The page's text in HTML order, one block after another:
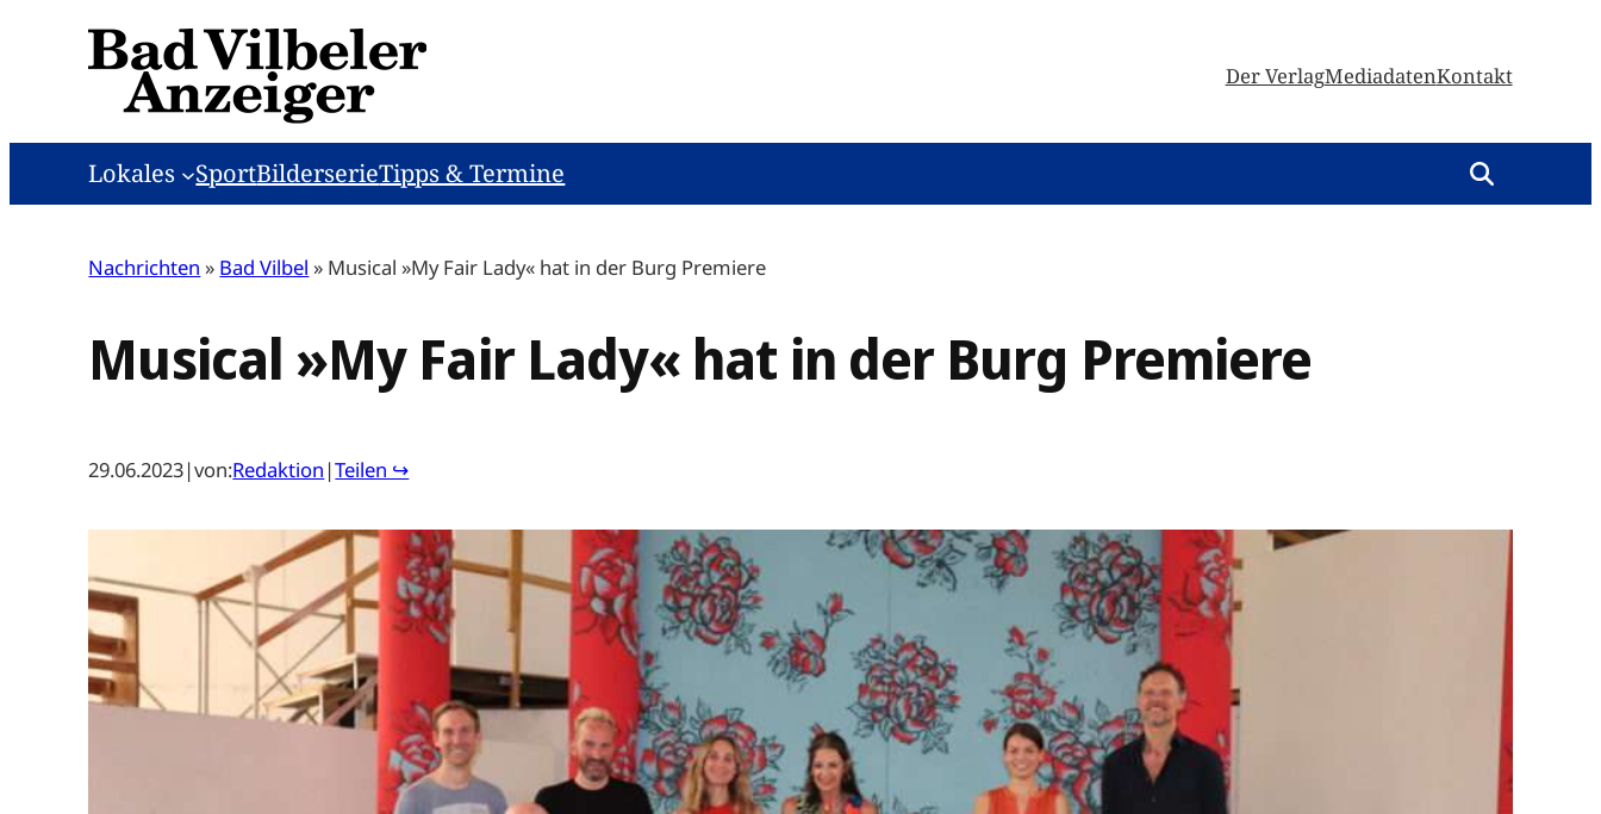
Der VerlagMediadatenKontakt
Lokales SportBilderserieTipps & Termine
Nachrichten » Bad Vilbel » Musical »My Fair Lady« hat in der Burg Premiere
Musical »My Fair Lady« hat in der Burg Premiere
29.06.2023|von:Redaktion |Teilen ↪